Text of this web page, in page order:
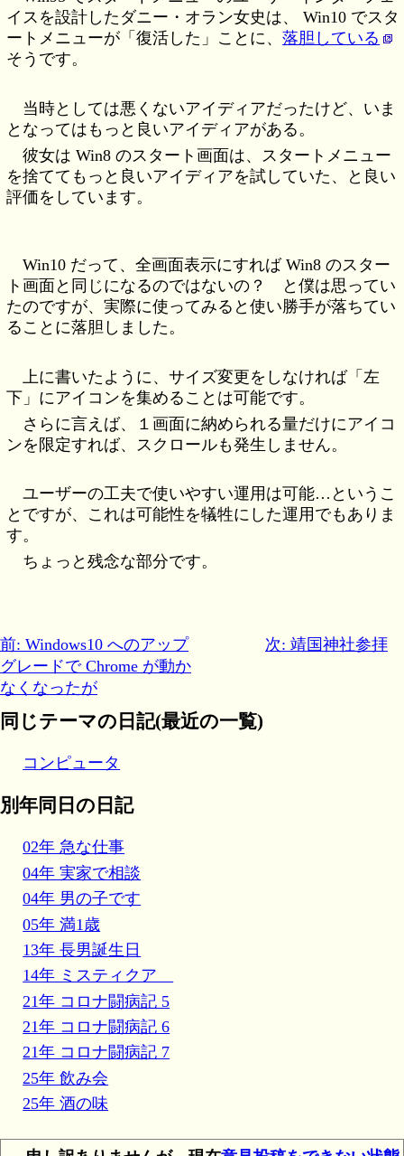
イスを設計したダニー・オラン女史は、 Win10 でスタ
ートメニューが「復活した」ことに、落胆している
そうです。
当時としては悪くないアイディアだったけど、いま
となってはもっと良いアイディアがある。
彼女は Win8 のスタート画面は、スタートメニュー
を捨ててもっと良いアイディアを試していた、と良い
評価をしています。
Win10 だって、全画面表示にすれば Win8 のスター
ト画面と同じになるのではないの？ と僕は思ってい
たのですが、実際に使ってみると使い勝手が落ちてい
ることに落胆しました。
上に書いたように、サイズ変更をしなければ「左
下」にアイコンを集めることは可能です。
さらに言えば、１画面に納められる量だけにアイコ
ンを限定すれば、スクロールも発生しません。
ユーザーの工夫で使いやすい運用は可能…というこ
とですが、これは可能性を犠牲にした運用でもありま
す。
ちょっと残念な部分です。
前: Windows10 へのアップ
グレードで Chrome が動か
なくなったが
次: 靖国神社参拝
同じテーマの日記(最近の一覧)
コンピュータ
別年同日の日記
02年 急な仕事
04年 実家で相談
04年 男の子です
05年 満1歳
13年 長男誕生日
14年 ミスティクア
21年 コロナ闘病記 5
21年 コロナ闘病記 6
21年 コロナ闘病記 7
25年 飲み会
25年 酒の味